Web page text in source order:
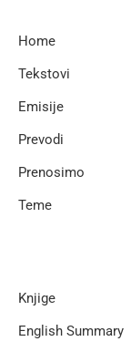
Home
Tekstovi
Emisije
Prevodi
Prenosimo
Teme
Knjige
English Summary